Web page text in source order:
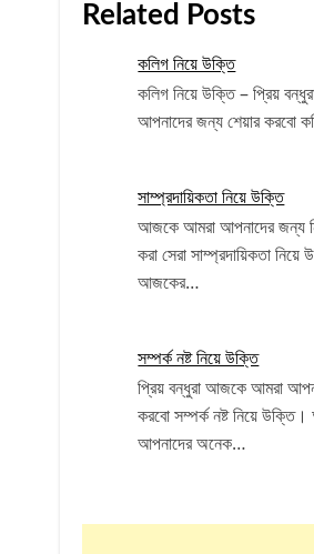
Related Posts
কলিগ নিয়ে উক্তি
কলিগ নিয়ে উক্তি – প্রিয়
আপনাদের জন্য শেয়ার করবো
সাম্প্রদায়িকতা নিয়ে উক্তি
আজকে আমরা আপনাদের জন্য
করা সেরা সাম্প্রদায়িকতা
আজকের…
সম্পর্ক নষ্ট নিয়ে উক্তি
প্রিয় বন্ধুরা আজকে আমরা
করবো সম্পর্ক নষ্ট নিয়ে
আপনাদের অনেক…